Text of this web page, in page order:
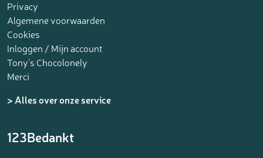
Privacy
Algemene voorwaarden
Cookies
Inloggen / Mijn account
Tony’s Chocolonely
Merci
> Alles over onze service
123Bedankt